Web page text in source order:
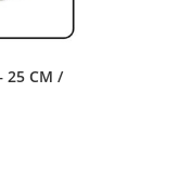
25 CM /